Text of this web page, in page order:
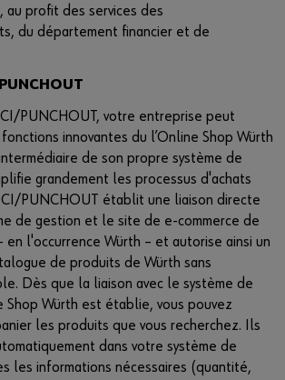
au profit des services des
du département financier et de
PUNCHOUT, votre entreprise peut
innovantes du l’Online Shop Würth
de son propre système de
grandement les processus d'achats
PUNCHOUT établit une liaison directe
de gestion et le site de e-commerce de
en l'occurrence Würth – et autorise ainsi un
de produits de Würth sans
Dès que la liaison avec le système de
Shop Würth est établie, vous pouvez
les produits que vous recherchez. Ils
dans votre système de
les informations nécessaires (quantité,